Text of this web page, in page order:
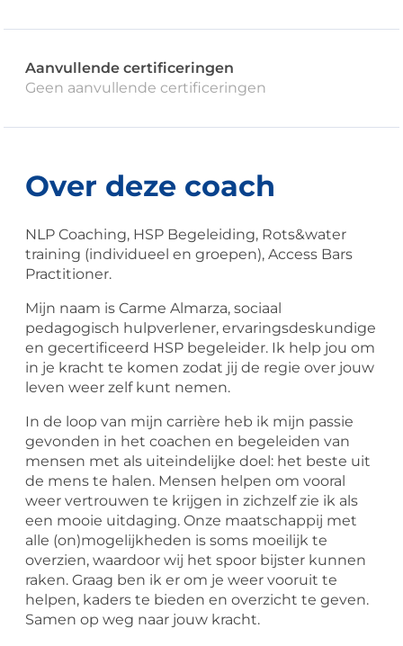
Aanvullende certificeringen
Geen aanvullende certificeringen
Over deze coach
NLP Coaching, HSP Begeleiding, Rots&water
training (individueel en groepen), Access Bars
Practitioner.
Mijn naam is Carme Almarza, sociaal
pedagogisch hulpverlener, ervaringsdeskundige
en gecertificeerd HSP begeleider. Ik help jou om
in je kracht te komen zodat jij de regie over jouw
leven weer zelf kunt nemen.
In de loop van mijn carrière heb ik mijn passie
gevonden in het coachen en begeleiden van
mensen met als uiteindelijke doel: het beste uit
de mens te halen. Mensen helpen om vooral
weer vertrouwen te krijgen in zichzelf zie ik als
een mooie uitdaging. Onze maatschappij met
alle (on)mogelijkheden is soms moeilijk te
overzien, waardoor wij het spoor bijster kunnen
raken. Graag ben ik er om je weer vooruit te
helpen, kaders te bieden en overzicht te geven.
Samen op weg naar jouw kracht.